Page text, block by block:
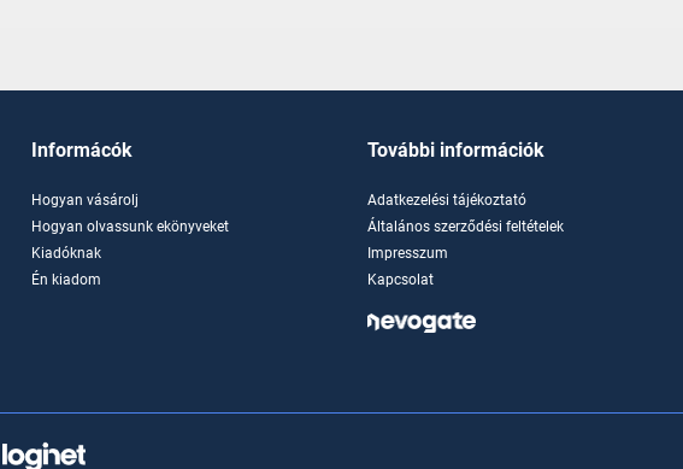
Informácók
Hogyan vásárolj
Hogyan olvassunk ekönyveket
Kiadóknak
Én kiadom
További információk
Adatkezelési tájékoztató
Általános szerződési feltételek
Impresszum
Kapcsolat